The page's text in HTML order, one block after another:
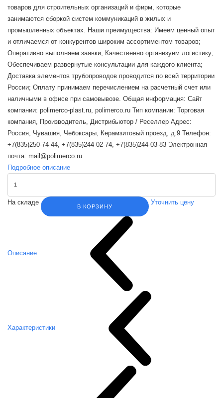
товаров для строительных организаций и фирм, которые
занимаются сборкой систем коммуникаций в жилых и
промышленных объектах. Наши преимущества: Имеем ценный опыт
и отличаемся от конкурентов широким ассортиментом товаров;
Оперативно выполняем заявки; Качественно организуем логистику;
Обеспечиваем развернутые консультации для каждого клиента;
Доставка элементов трубопроводов проводится по всей территории
России; Оплату принимаем перечислением на расчетный счет или
наличными в офисе при самовывозе. Общая информация: Сайт
компании: polimerco-plast.ru, polimerco.ru Тип компании: Торговая
компания, Производитель, Дистрибьютор / Реселлер Адрес:
Россия, Чувашия, Чебоксары, Керамзитовый проезд, д.9 Телефон:
+7(835)250-74-44, +7(835)244-02-74, +7(835)244-03-83 Электронная
почта: mail@polimerco.ru
Подробное описание
На складе
В КОРЗИНУ
Уточнить цену
Описание
Характеристики